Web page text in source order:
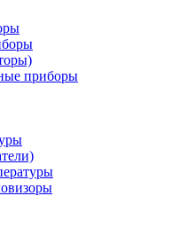
приборы